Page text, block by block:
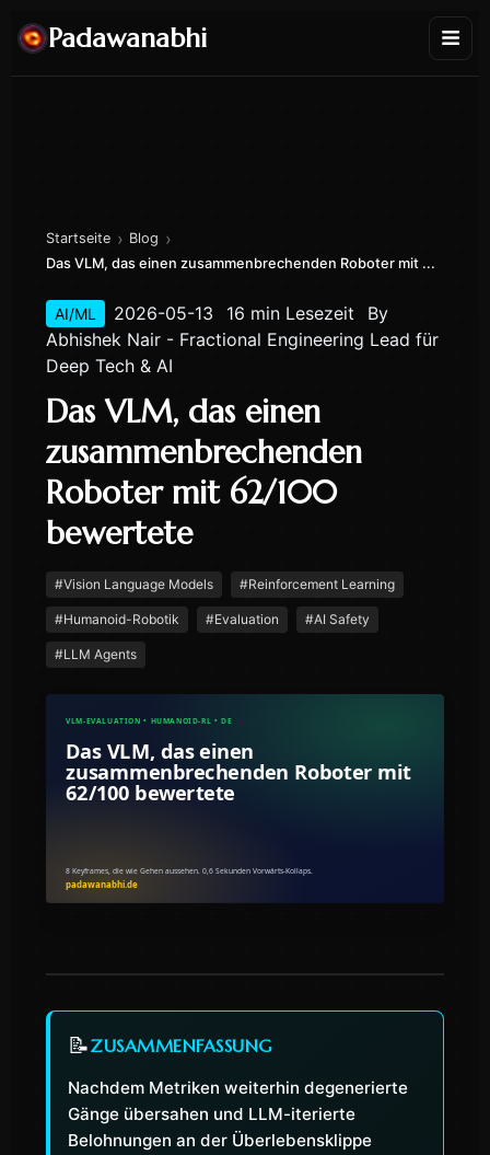
Padawanabhi
Startseite › Blog ›
Das VLM, das einen zusammenbrechenden Roboter mit ...
AI/ML 2026-05-13 16 min Lesezeit
By
Abhishek Nair - Fractional Engineering Lead für
Deep Tech & AI
Das VLM, das einen
zusammenbrechenden
Roboter mit 62/100
bewertete
#Vision Language Models #Reinforcement Learning
#Humanoid-Robotik #Evaluation #AI Safety
#LLM Agents
📝ZUSAMMENFASSUNG
Nachdem Metriken weiterhin degenerierte
Gänge übersahen und LLM-iterierte
Belohnungen an der Überlebensklippe